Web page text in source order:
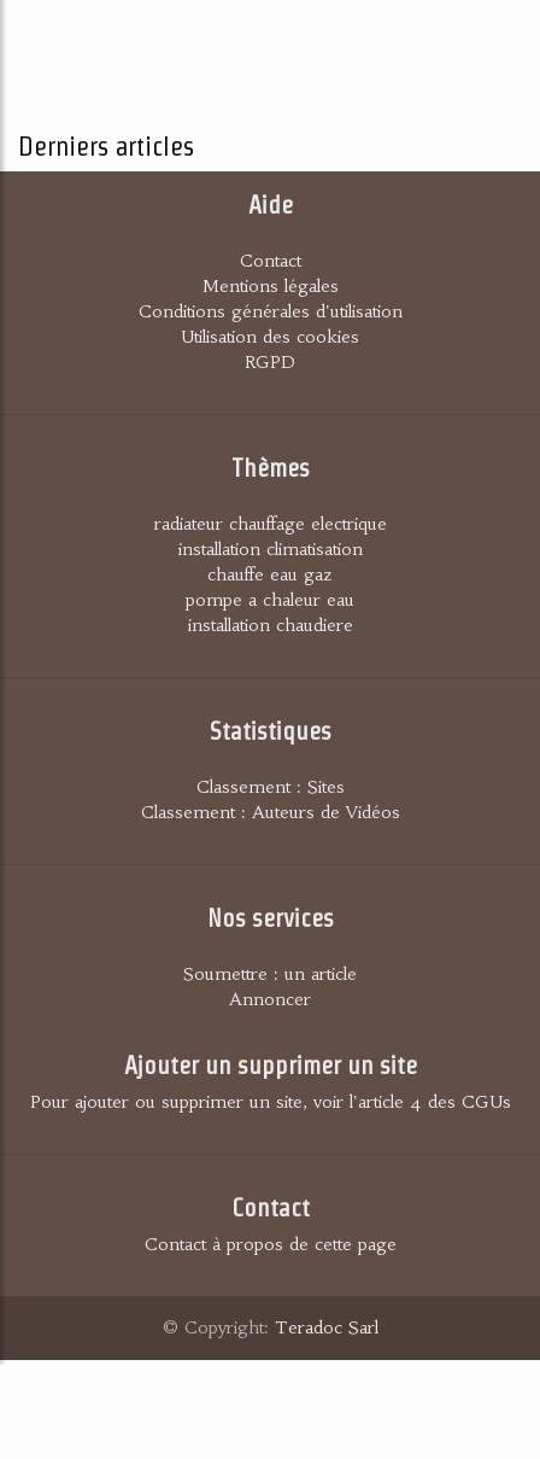
Derniers articles
Aide
Contact
Mentions légales
Conditions générales d'utilisation
Utilisation des cookies
RGPD
Thèmes
radiateur chauffage electrique
installation climatisation
chauffe eau gaz
pompe a chaleur eau
installation chaudiere
Statistiques
Classement : Sites
Classement : Auteurs de Vidéos
Nos services
Soumettre : un article
Annoncer
Ajouter un supprimer un site
Pour ajouter ou supprimer un site, voir l'article 4 des CGUs
Contact
Contact à propos de cette page
© Copyright: Teradoc Sarl